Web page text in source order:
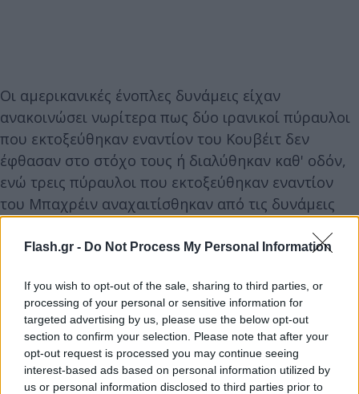
Flash.gr - Do Not Process My Personal Information
If you wish to opt-out of the sale, sharing to third parties, or
processing of your personal or sensitive information for
targeted advertising by us, please use the below opt-out
section to confirm your selection. Please note that after your
opt-out request is processed you may continue seeing
interest-based ads based on personal information utilized by
us or personal information disclosed to third parties prior to
Οι αμερικανικές ένοπλες δυνάμεις είχαν
ανακοινώσει νωρίτερα πως δύο ιρανικοί πύραυλοι
που εκτοξεύθηκαν εναντίον του Κουβέιτ δεν
έφθασαν στο στόχο τους ή διαλύθηκαν καθ' οδόν,
ενώ τρεις πύραυλοι που εκτοξεύθηκαν εναντίον
του Μπαχρέιν αναχαιτίσθηκαν από τις δυνάμεις
των ΗΠΑ και του Μπαχρέιν.